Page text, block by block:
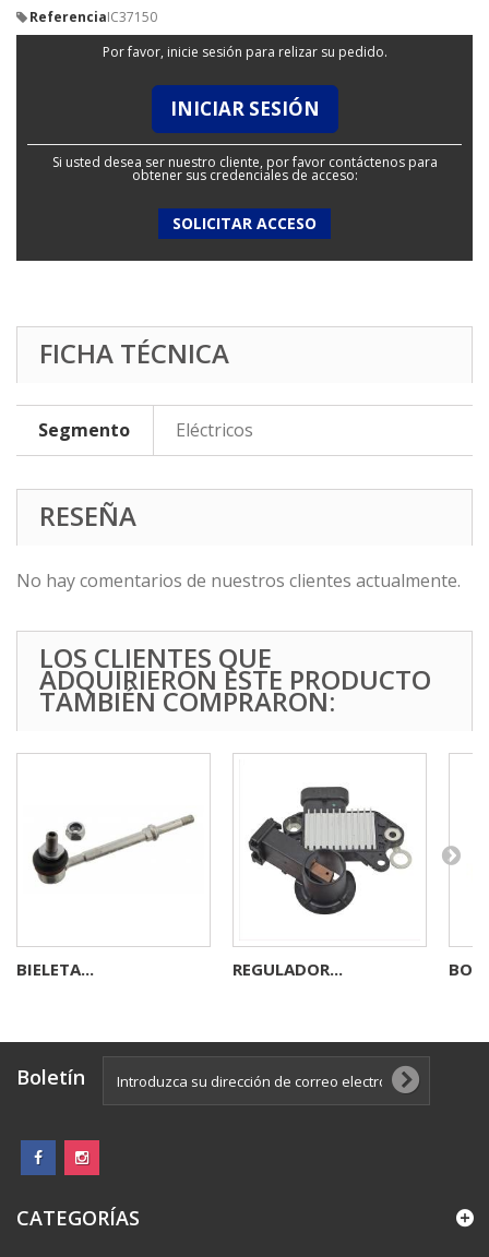
ReferenciaIC37150
Por favor, inicie sesión para relizar su pedido.
INICIAR SESIÓN
Si usted desea ser nuestro cliente, por favor contáctenos para
obtener sus credenciales de acceso:
SOLICITAR ACCESO
FICHA TÉCNICA
Segmento Eléctricos
RESEÑA
No hay comentarios de nuestros clientes actualmente.
LOS CLIENTES QUE
ADQUIRIERON ESTE PRODUCTO
TAMBIÉN COMPRARON:
BIELETA... REGULADOR...
Boletín
CATEGORÍAS